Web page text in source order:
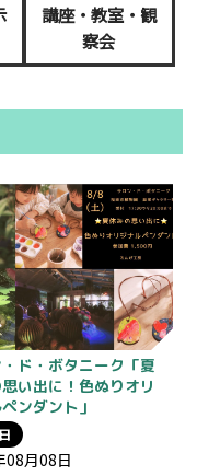
講座・教室・観
察会
ド・ボタニーク「夏
い出に！色ぬりオリ
ンダント」
08月08日